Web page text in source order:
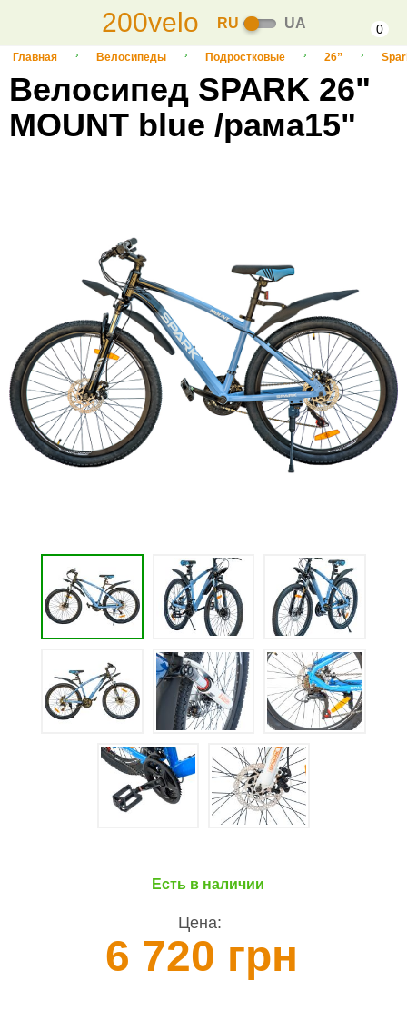
200velo RU UA 0
Главная Велосипеды Подростковые 26”
Велосипед SPARK 26"
MOUNT blue /рама15"
Есть в наличии
Цена:
6 720 грн